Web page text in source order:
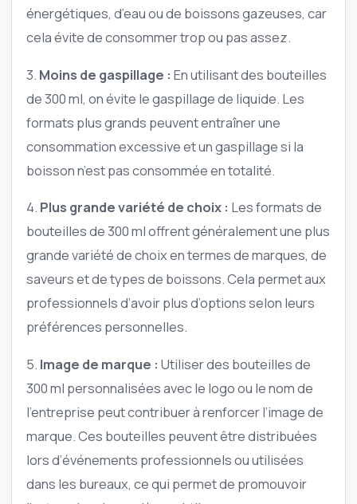
énergétiques, d’eau ou de boissons gazeuses, car
cela évite de consommer trop ou pas assez.
3. Moins de gaspillage : En utilisant des bouteilles
de 300 ml, on évite le gaspillage de liquide. Les
formats plus grands peuvent entraîner une
consommation excessive et un gaspillage si la
boisson n’est pas consommée en totalité.
4. Plus grande variété de choix : Les formats de
bouteilles de 300 ml offrent généralement une plus
grande variété de choix en termes de marques, de
saveurs et de types de boissons. Cela permet aux
professionnels d’avoir plus d’options selon leurs
préférences personnelles.
5. Image de marque : Utiliser des bouteilles de
300 ml personnalisées avec le logo ou le nom de
l’entreprise peut contribuer à renforcer l’image de
marque. Ces bouteilles peuvent être distribuées
lors d’événements professionnels ou utilisées
dans les bureaux, ce qui permet de promouvoir